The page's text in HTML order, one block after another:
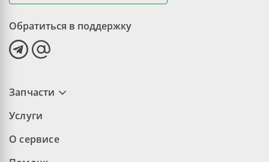
Обратиться в поддержку
Запчасти
Услуги
О сервисе